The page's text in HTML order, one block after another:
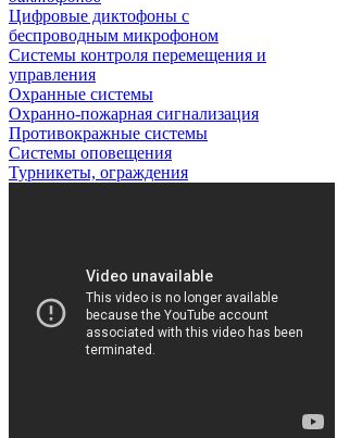
Цифровые диктофоны с
беспроводным микрофоном
Системы контроля перемещения и
управления
Охранные системы
Охранно-пожарная сигнализация
Противокражные системы
Системы оповещения
Турникеты, ограждения